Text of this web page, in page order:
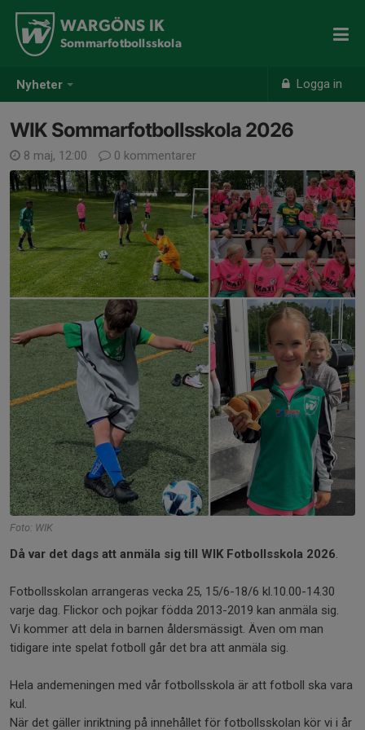
Nyheter Logga in
WARGÖNS IK
Sommarfotbollsskola
WIK Sommarfotbollsskola 2026
8 maj, 12:00 0 kommentarer
Foto: WIK
Då var det dags att anmäla sig till WIK Fotbollsskola 2026.
Fotbollsskolan arrangeras vecka 25, 15/6-18/6 kl.10.00-14.30
varje dag. Flickor och pojkar födda 2013-2019 kan anmäla sig.
Vi kommer att dela in barnen åldersmässigt. Även om man
tidigare inte spelat fotboll går det bra att anmäla sig.
Hela andemeningen med vår fotbollsskola är att fotboll ska vara
kul.
När det gäller inriktning på innehållet för fotbollsskolan kör vi i år